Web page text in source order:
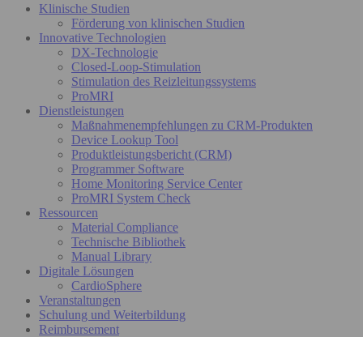
Klinische Studien
Förderung von klinischen Studien
Innovative Technologien
DX-Technologie
Closed-Loop-Stimulation
Stimulation des Reizleitungssystems
ProMRI
Dienstleistungen
Maßnahmenempfehlungen zu CRM-Produkten
Device Lookup Tool
Produktleistungsbericht (CRM)
Programmer Software
Home Monitoring Service Center
ProMRI System Check
Ressourcen
Material Compliance
Technische Bibliothek
Manual Library
Digitale Lösungen
CardioSphere
Veranstaltungen
Schulung und Weiterbildung
Reimbursement